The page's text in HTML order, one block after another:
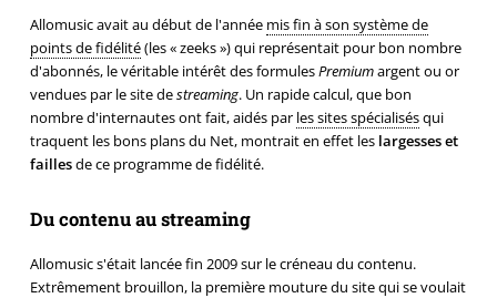
Allomusic avait au début de l'année mis fin à son système de
points de fidélité(les « zeeks ») qui représentait pour bon nombre
d'abonnés, le véritable intérêt des formulesPremiumargent ou or
vendues par le site destreaming. Un rapide calcul, que bon
nombre d'internautes ont fait, aidés par les sites spécialisésqui
traquent les bons plans du Net, montrait en effet les largesses et
faillesde ce programme de fidélité.
Du contenu au streaming
Allomusic s'était lancée fin 2009 sur le créneau du contenu.
Extrêmement brouillon, la première mouture du site qui se voulait